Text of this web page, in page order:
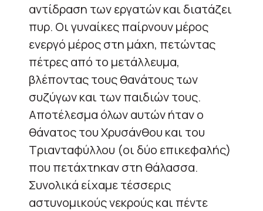
αντίδραση των εργατών και διατάζει
πυρ. Οι γυναίκες παίρνουν μέρος
ενεργό μέρος στη μάχη, πετώντας
πέτρες από το μετάλλευμα,
βλέποντας τους θανάτους των
συζύγων και των παιδιών τους.
Αποτέλεσμα όλων αυτών ήταν ο
θάνατος του Χρυσάνθου και του
Τριανταφύλλου (οι δύο επικεφαλής)
που πετάχτηκαν στη θάλασσα.
Συνολικά είχαμε τέσσερις
αστυνομικούς νεκρούς και πέντε